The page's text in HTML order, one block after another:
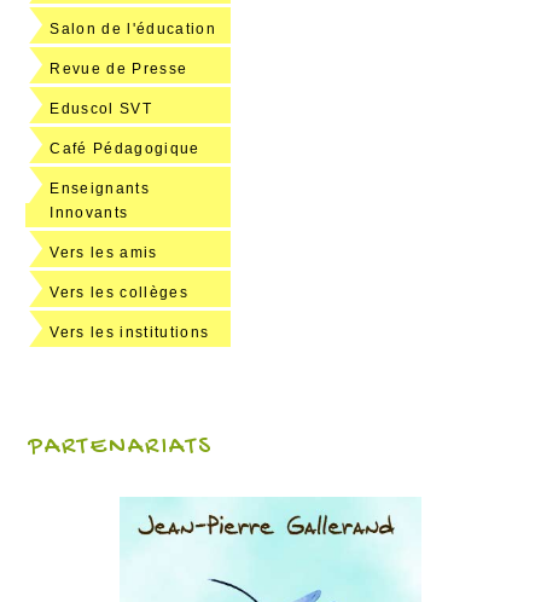
Salon de l'éducation
Revue de Presse
Eduscol SVT
Café Pédagogique
Enseignants
Innovants
Vers les amis
Vers les collèges
Vers les institutions
PARTENARIATS